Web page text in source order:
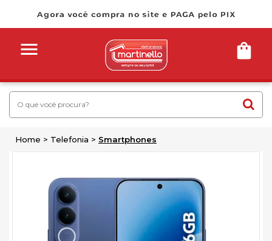
Home Telefonia Smartphones